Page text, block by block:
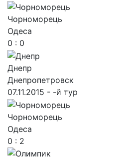
Чорноморець
Одеса
0 : 0
Днепр
Днепропетровск
07.11.2015 - -й тур
Чорноморець
Одеса
0 : 2